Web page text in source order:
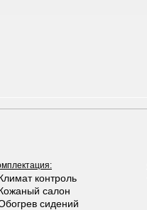
контроль
салон
сидений